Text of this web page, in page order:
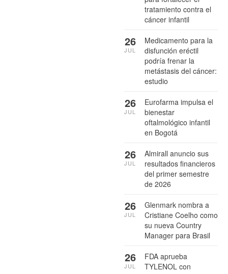
tratamiento contra el
cáncer infantil
Medicamento para la
disfunción eréctil
podría frenar la
metástasis del cáncer:
estudio
26
JUL
Eurofarma impulsa el
bienestar
oftalmológico infantil
en Bogotá
26
JUL
Almirall anuncio sus
resultados financieros
del primer semestre
de 2026
26
JUL
Glenmark nombra a
Cristiane Coelho como
su nueva Country
Manager para Brasil
26
JUL
FDA aprueba
TYLENOL con
26
JUL